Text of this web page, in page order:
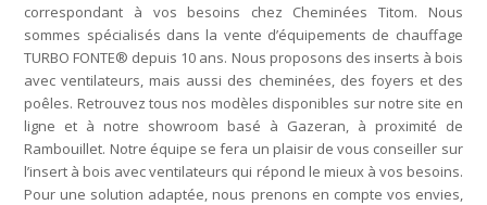
correspondant à vos besoins chez Cheminées Titom. Nous
sommes spécialisés dans la vente d’équipements de chauffage
TURBO FONTE® depuis 10 ans. Nous proposons des inserts à bois
avec ventilateurs, mais aussi des cheminées, des foyers et des
poêles. Retrouvez tous nos modèles disponibles sur notre site en
ligne et à notre showroom basé à Gazeran, à proximité de
Rambouillet. Notre équipe se fera un plaisir de vous conseiller sur
l’insert à bois avec ventilateurs qui répond le mieux à vos besoins.
Pour une solution adaptée, nous prenons en compte vos envies,